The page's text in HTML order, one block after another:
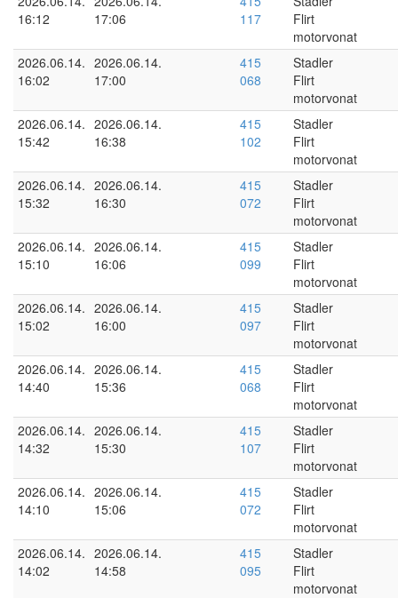
16:12
17:06
117
Flirt
motorvonat
2026.06.14.
16:02
2026.06.14.
17:00
415
068
Stadler
Flirt
motorvonat
2026.06.14.
15:42
2026.06.14.
16:38
415
102
Stadler
Flirt
motorvonat
2026.06.14.
15:32
2026.06.14.
16:30
415
072
Stadler
Flirt
motorvonat
2026.06.14.
15:10
2026.06.14.
16:06
415
099
Stadler
Flirt
motorvonat
2026.06.14.
15:02
2026.06.14.
16:00
415
097
Stadler
Flirt
motorvonat
2026.06.14.
14:40
2026.06.14.
15:36
415
068
Stadler
Flirt
motorvonat
2026.06.14.
14:32
2026.06.14.
15:30
415
107
Stadler
Flirt
motorvonat
2026.06.14.
14:10
2026.06.14.
15:06
415
072
Stadler
Flirt
motorvonat
2026.06.14.
14:02
2026.06.14.
14:58
415
095
Stadler
Flirt
motorvonat